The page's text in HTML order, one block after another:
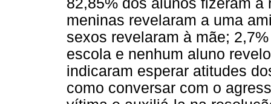
meninas revelaram a uma
sexos revelaram à mãe;
escola e nenhum aluno
indicaram esperar atitudes
como conversar com o